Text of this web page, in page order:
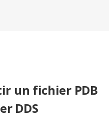
un fichier PDB
DDS